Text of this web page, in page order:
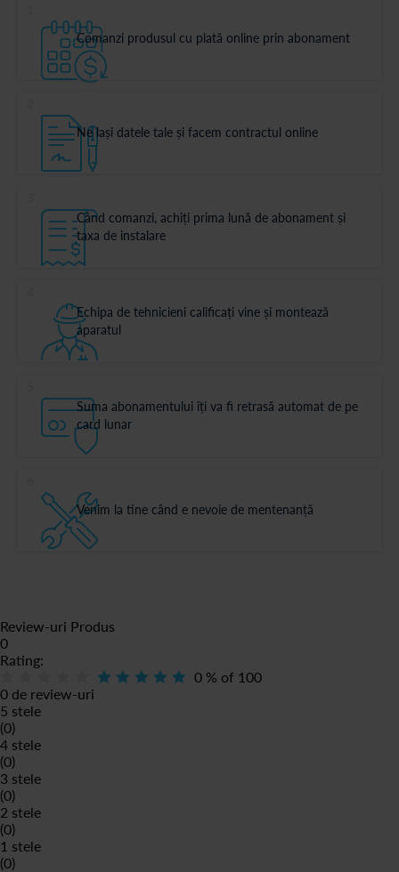
Comanzi produsul cu plată online prin abonament
Ne lași datele tale și facem contractul online
Când comanzi, achiți prima lună de abonament și
taxa de instalare
Echipa de tehnicieni calificați vine și montează
aparatul
Suma abonamentului îți va fi retrasă automat de pe
card lunar
Venim la tine când e nevoie de mentenanță
Review-uri Produs
0
Rating:
0 % of 100
0 de review-uri
5 stele
(0)
4 stele
(0)
3 stele
(0)
2 stele
(0)
1 stele
(0)